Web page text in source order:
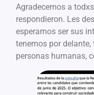
Agradecemos a
respondieron. Les
esperamos ser sus
tenemos por
personas humanas,